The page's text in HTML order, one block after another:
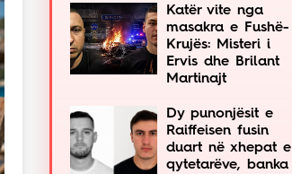
Katër vite nga
masakra e Fushë-
Krujës: Misteri i
Ervis dhe Brilant
Martinajt
Dy punonjësit e
Raiffeisen fusin
duart në xhepat e
qytetarëve, banka